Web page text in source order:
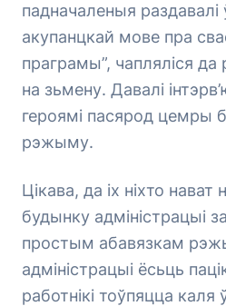
падначаленыя раздавалі
акупанцкай мове пра
праграмы”, чапляліся да
на зьмену. Давалі
героямі пасярод цемры
рэжыму.
Цікава, да іх ніхто
будынку адміністрацыі
простым абавязкам
адміністрацыі ёсьць
работнікі тоўпяцца каля